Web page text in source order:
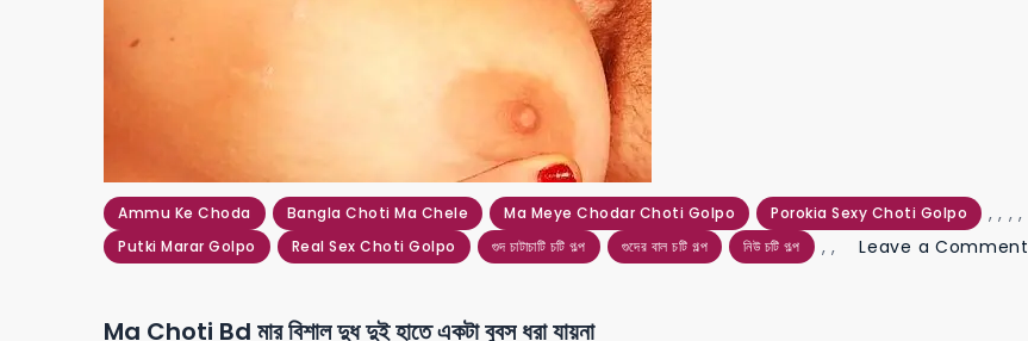
Ammu Ke Choda ,
Bangla Choti Ma Chele ,
Ma Meye Chodar Choti Golpo ,
Porokia Sexy Choti Golpo ,
Putki Marar Golpo Real Sex Choti Golpo গুদ চাটাচাটি চটি গল্প ,
গুদের বাল চটি গল্প ,
নিউ চটি গল্প
Leave a Comment
Ma Choti Bd মার বিশাল দুধ দুই হাতে একটা বুবস ধরা যায়না